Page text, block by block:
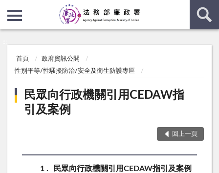
首頁
政府資訊公開
性別平等/性騷擾防治/安全及衛生防護專區
民眾向行政機關引用CEDAW指
引及案例
回上一頁
1
民眾向行政機關引用CEDAW指引及案例